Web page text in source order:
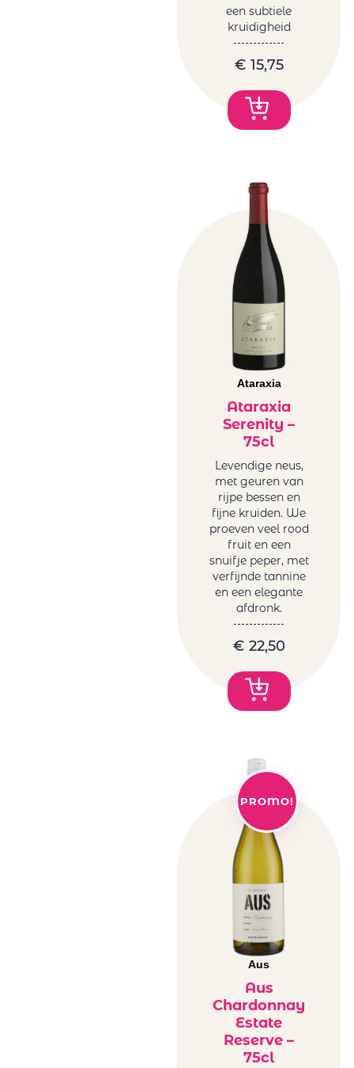
een subtiele
kruidigheid
€ 15,75
Ataraxia
Ataraxia
Serenity –
75cl
Levendige neus,
met geuren van
rijpe bessen en
fijne kruiden. We
proeven veel rood
fruit en een
snuifje peper, met
verfijnde tannine
en een elegante
afdronk.
€ 22,50
PROMO!
Aus
Aus
Chardonnay
Estate
Reserve –
75cl